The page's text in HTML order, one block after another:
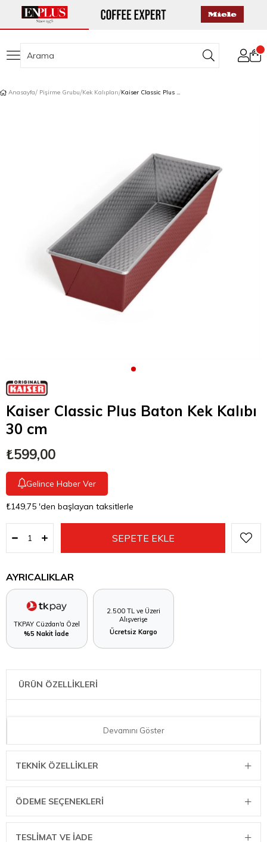
Anasayfa Pişirme Grubu Kek Kalıpları Kaiser Classic Plus Baton Kek Kalıbı 30 cm
Kaiser Classic Plus Baton Kek Kalıbı
30 cm
₺599,00
Gelince Haber Ver
₺149,75 'den başlayan taksitlerle
AYRICALIKLAR
TKPAY Cüzdan'a Özel
%5 Nakit İade
2.500 TL ve Üzeri
Alışverişe
Ücretsiz Kargo
ÜRÜN ÖZELLİKLERİ
Devamını Göster
TEKNIK ÖZELLIKLER
ÖDEME SEÇENEKLERI
TESLİMAT VE İADE